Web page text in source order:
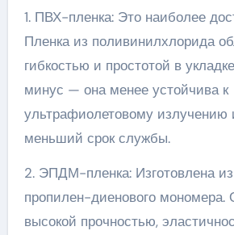
1. ПВХ-пленка: Это наиболее
Пленка из поливинилхлорида
гибкостью и простотой в
минус — она менее устойчива к
ультрафиолетовому излучению
меньший срок службы.
2. ЭПДМ-пленка: Изготовлена
пропилен-диенового мономера.
высокой прочностью,